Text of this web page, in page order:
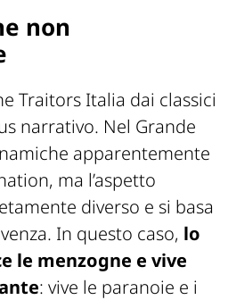
non
Traitors Italia dai classici
narrativo. Nel Grande
apparentemente
ma l’aspetto
diverso e si basa
In questo caso, lo
le menzogne e vive
: vive le paranoie e i